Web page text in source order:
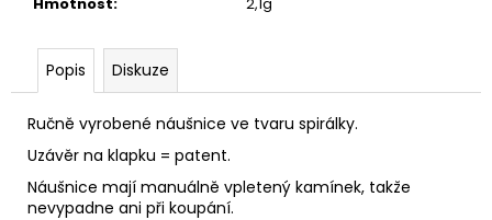
Popis Diskuze
Ručně vyrobené náušnice ve tvaru spirálky.
Uzávěr na klapku = patent.
Náušnice mají manuálně vpletený kamínek, takže
nevypadne ani při koupání.
Kč